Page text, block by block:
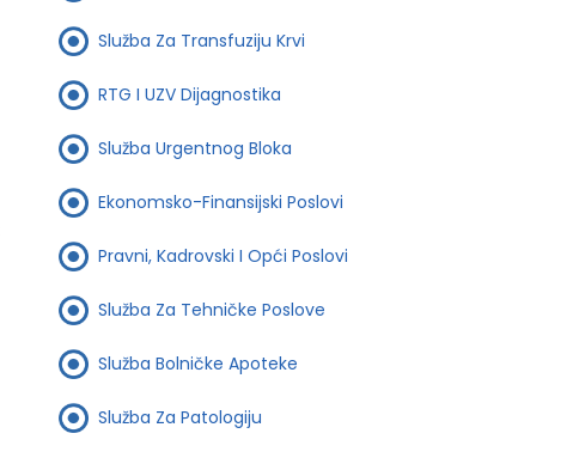
Služba Za Transfuziju Krvi
RTG I UZV Dijagnostika
Služba Urgentnog Bloka
Ekonomsko-Finansijski Poslovi
Pravni, Kadrovski I Opći Poslovi
Služba Za Tehničke Poslove
Služba Bolničke Apoteke
Služba Za Patologiju